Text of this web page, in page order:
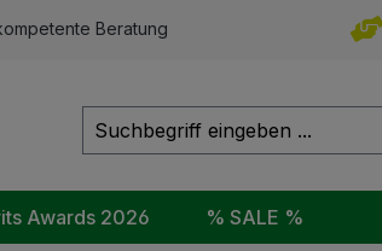
Beratung
Awards 2026 % SALE %